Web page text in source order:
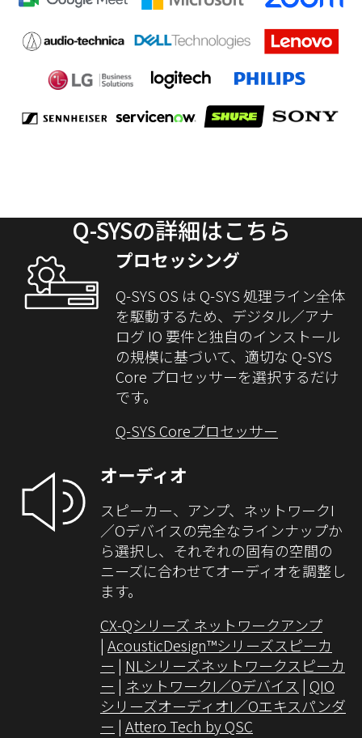
Q-SYSの詳細はこちら
プロセッシング
Q-SYS OS は Q-SYS 処理ライン全体
を駆動するため、デジタル／アナ
ログ IO 要件と独自のインストール
の規模に基づいて、適切な Q-SYS
Core プロセッサーを選択するだけ
です。
Q-SYS Coreプロセッサー
オーディオ
スピーカー、アンプ、ネットワークI
／Oデバイスの完全なラインナップか
ら選択し、それぞれの固有の空間の
ニーズに合わせてオーディオを調整し
ます。
CX-Qシリーズ ネットワークアンプ
| AcousticDesign™シリーズスピーカ
ー | NLシリーズネットワークスピーカ
ー | ネットワークI／Oデバイス | QIO
シリーズオーディオI／Oエキスパンダ
ー | Attero Tech by QSC